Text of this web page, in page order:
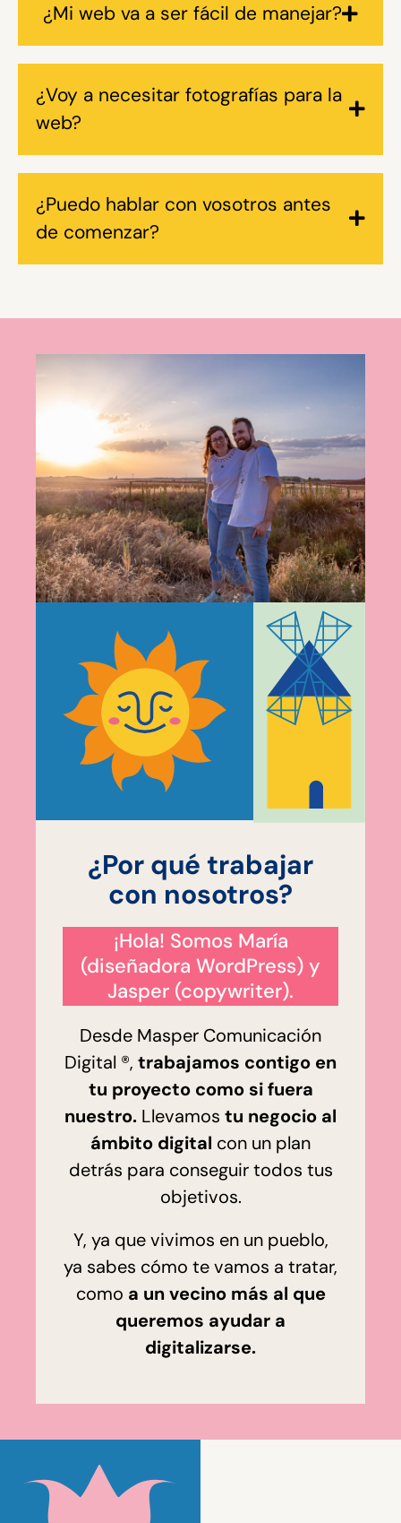
¿Mi web va a ser fácil de manejar?
¿Voy a necesitar fotografías para la
web?
¿Puedo hablar con vosotros antes
de comenzar?
¿Por qué trabajar
con nosotros?
¡Hola! Somos María
(diseñadora WordPress) y
Jasper (copywriter).
Desde Masper Comunicación
Digital ®, trabajamos contigo en
tu proyecto como si fuera
nuestro. Llevamos tu negocio al
ámbito digital con un plan
detrás para conseguir todos tus
objetivos.
Y, ya que vivimos en un pueblo,
ya sabes cómo te vamos a tratar,
como a un vecino más al que
queremos ayudar a
digitalizarse.